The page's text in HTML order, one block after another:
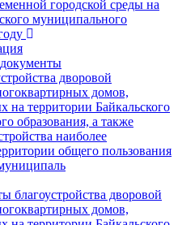
городской среды на
муниципального
дворовой
домов,
на территории Байкальского
образования, а также
наиболее
общего пользования
благоустройства дворовой
домов,